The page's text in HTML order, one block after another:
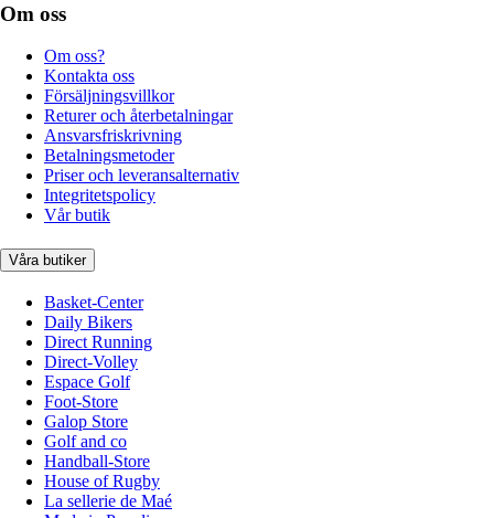
Om oss
Om oss?
Kontakta oss
Försäljningsvillkor
Returer och återbetalningar
Ansvarsfriskrivning
Betalningsmetoder
Priser och leveransalternativ
Integritetspolicy
Vår butik
Våra butiker
Basket-Center
Daily Bikers
Direct Running
Direct-Volley
Espace Golf
Foot-Store
Galop Store
Golf and co
Handball-Store
House of Rugby
La sellerie de Maé